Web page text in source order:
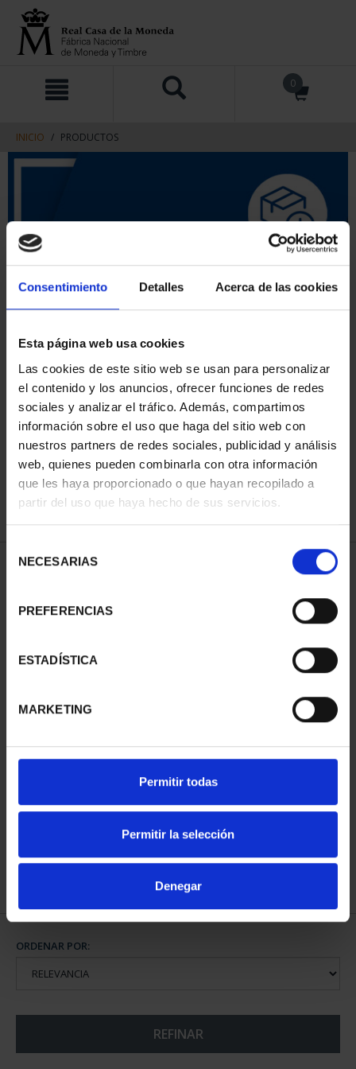
Consentimiento Detalles Acerca de las cookies
Esta página web usa cookies
Las cookies de este sitio web se usan para personalizar
el contenido y los anuncios, ofrecer funciones de redes
sociales y analizar el tráfico. Además, compartimos
información sobre el uso que haga del sitio web con
nuestros partners de redes sociales, publicidad y análisis
web, quienes pueden combinarla con otra información
que les haya proporcionado o que hayan recopilado a
partir del uso que haya hecho de sus servicios.
NECESARIAS
PREFERENCIAS
ESTADÍSTICA
MARKETING
Permitir todas
Permitir la selección
Denegar
contenido
navegacin
0
INICIO PRODUCTOS
ORDENAR POR:
REFINAR
1 Productos encontrados
CAPITALES ESPAÑOLAS
73,00 €
ORDENAR POR:
REFINAR